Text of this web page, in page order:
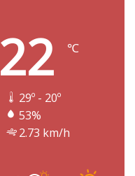
22 ℃
29º - 20º
53%
2.73 km/h